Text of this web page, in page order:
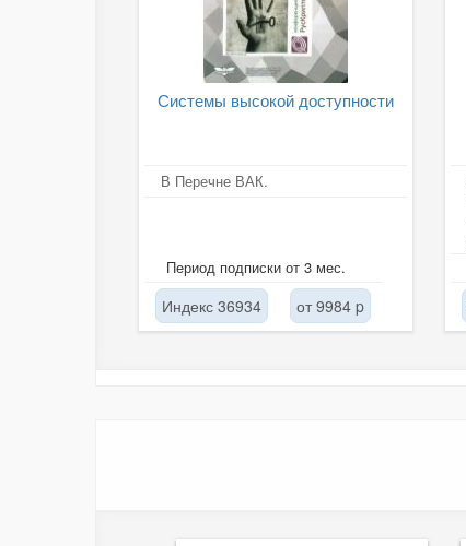
Системы высокой доступности
В Перечне ВАК.
Период подписки от 3 мес.
Индекс 36934 от 9984 p